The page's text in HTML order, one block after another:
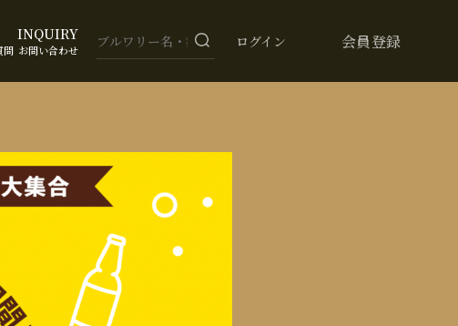
問
INQUIRY
お問い合わせ ログイン 会員登録